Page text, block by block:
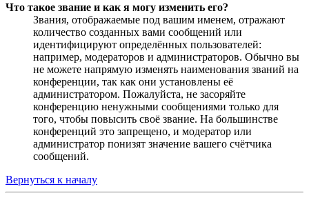
Что такое звание и как я могу изменить его?
Звания, отображаемые под вашим именем, отражают
количество созданных вами сообщений или
идентифицируют определённых пользователей:
например, модераторов и администраторов. Обычно вы
не можете напрямую изменять наименования званий на
конференции, так как они установлены её
администратором. Пожалуйста, не засоряйте
конференцию ненужными сообщениями только для
того, чтобы повысить своё звание. На большинстве
конференций это запрещено, и модератор или
администратор понизят значение вашего счётчика
сообщений.
Вернуться к началу